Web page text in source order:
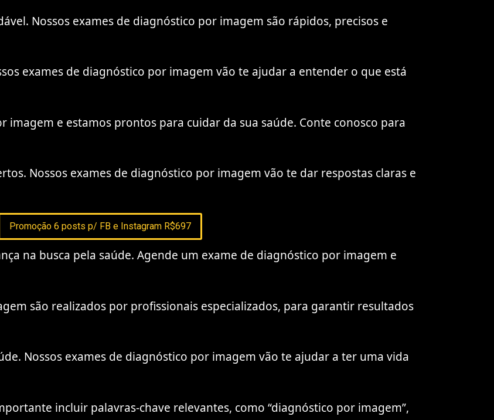
Nossos exames de diagnóstico por imagem são rápidos, precisos e
exames de diagnóstico por imagem vão te ajudar a entender o que está
imagem e estamos prontos para cuidar da sua saúde. Conte conosco para
Nossos exames de diagnóstico por imagem vão te dar respostas claras e
Promoção 6 posts p/ FB e Instagram R$697
na busca pela saúde. Agende um exame de diagnóstico por imagem e
são realizados por profissionais especializados, para garantir resultados
Nossos exames de diagnóstico por imagem vão te ajudar a ter uma vida
incluir palavras-chave relevantes, como “diagnóstico por imagem”,